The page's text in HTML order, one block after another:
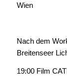
Wien
Nach dem
Breitenseer
19:00 Film